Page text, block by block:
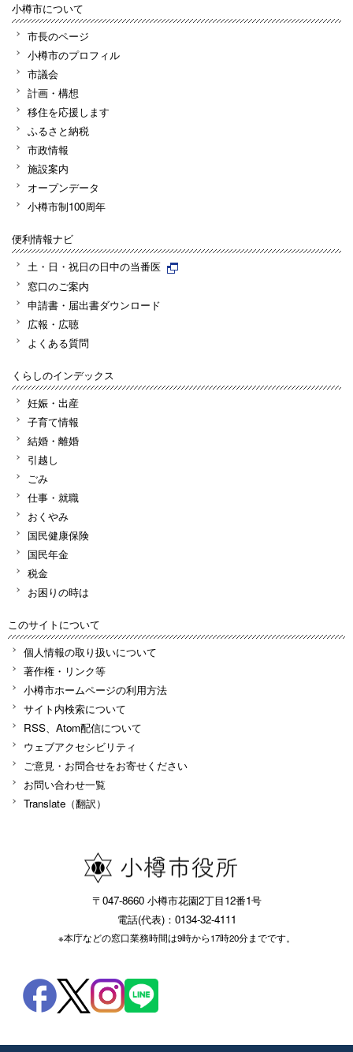
小樽市について
市長のページ
小樽市のプロフィル
市議会
計画・構想
移住を応援します
ふるさと納税
市政情報
施設案内
オープンデータ
小樽市制100周年
便利情報ナビ
土・日・祝日の日中の当番医
窓口のご案内
申請書・届出書ダウンロード
広報・広聴
よくある質問
くらしのインデックス
妊娠・出産
子育て情報
結婚・離婚
引越し
ごみ
仕事・就職
おくやみ
国民健康保険
国民年金
税金
お困りの時は
このサイトについて
個人情報の取り扱いについて
著作権・リンク等
小樽市ホームページの利用方法
サイト内検索について
RSS、Atom配信について
ウェブアクセシビリティ
ご意見・お問合せをお寄せください
お問い合わせ一覧
Translate（翻訳）
〒047-8660 小樽市花園2丁目12番1号
電話(代表)：0134-32-4111
※本庁などの窓口業務時間は9時から17時20分までです。